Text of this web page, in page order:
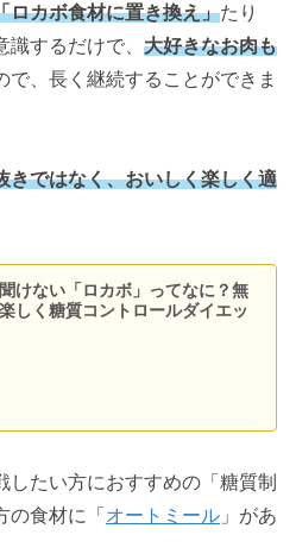
ロカボ食材に置き換え」たり
識するだけで、 大好きなお肉も
で、長く継続することができま
きではなく、おいしく楽しく適
けない「ロカボ」ってなに？無
しく糖質コントロールダイエッ
したい方におすすめの「糖質制
の食材に「 オートミール 」があ